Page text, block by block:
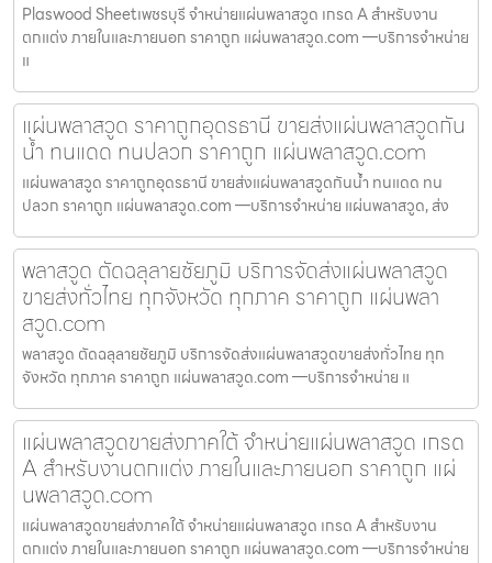
Plaswood Sheetเพชรบุรี จำหน่ายแผ่นพลาสวูด เกรด A สำหรับงาน
ตกแต่ง ภายในและภายนอก ราคาถูก แผ่นพลาสวูด.com —บริการจำหน่าย
แ
แผ่นพลาสวูด ราคาถูกอุดรธานี ขายส่งแผ่นพลาสวูดกัน
น้ำ ทนแดด ทนปลวก ราคาถูก แผ่นพลาสวูด.com
แผ่นพลาสวูด ราคาถูกอุดรธานี ขายส่งแผ่นพลาสวูดกันน้ำ ทนแดด ทน
ปลวก ราคาถูก แผ่นพลาสวูด.com —บริการจำหน่าย แผ่นพลาสวูด, ส่ง
พลาสวูด ตัดฉลุลายชัยภูมิ บริการจัดส่งแผ่นพลาสวูด
ขายส่งทั่วไทย ทุกจังหวัด ทุกภาค ราคาถูก แผ่นพลา
สวูด.com
พลาสวูด ตัดฉลุลายชัยภูมิ บริการจัดส่งแผ่นพลาสวูดขายส่งทั่วไทย ทุก
จังหวัด ทุกภาค ราคาถูก แผ่นพลาสวูด.com —บริการจำหน่าย แ
แผ่นพลาสวูดขายส่งภาคใต้ จำหน่ายแผ่นพลาสวูด เกรด
A สำหรับงานตกแต่ง ภายในและภายนอก ราคาถูก แผ่
นพลาสวูด.com
แผ่นพลาสวูดขายส่งภาคใต้ จำหน่ายแผ่นพลาสวูด เกรด A สำหรับงาน
ตกแต่ง ภายในและภายนอก ราคาถูก แผ่นพลาสวูด.com —บริการจำหน่าย